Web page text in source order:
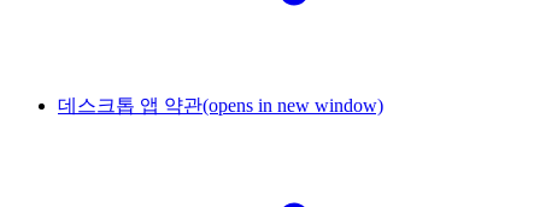
데스크톱 앱 약관(opens in new window)